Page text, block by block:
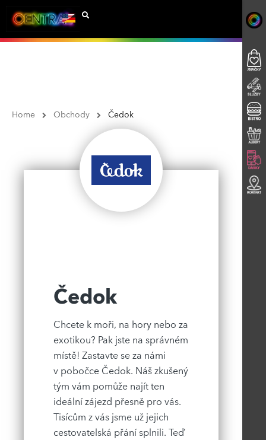
Home Obchody Čedok
Čedok
Chcete k moři, na hory nebo za
exotikou? Pak jste na správném
místě! Zastavte se za námi
v pobočce Čedok. Náš zkušený
tým vám pomůže najít ten
ideální zájezd přesně pro vás.
Tisícům z vás jsme už jejich
cestovatelská přání splnili. Teď